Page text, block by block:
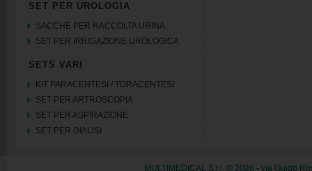
SET PER UROLOGIA
SACCHE PER RACCOLTA URINA
SET PER IRRIGAZIONE UROLOGICA
SETS VARI
KIT PARACENTESI / TORACENTESI
SET PER ARTROSCOPIA
SET PER ASPIRAZIONE
SET PER DIALISI
MULTIMEDICAL S.r.l. © 2026 - via Guido